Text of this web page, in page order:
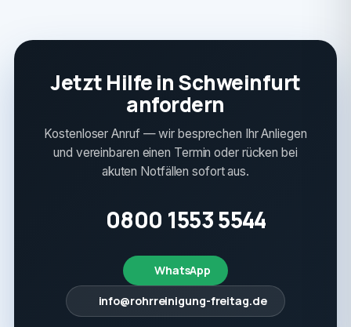
Jetzt Hilfe in Schweinfurt
anfordern
Kostenloser Anruf — wir besprechen Ihr Anliegen
und vereinbaren einen Termin oder rücken bei
akuten Notfällen sofort aus.
0800 1553 5544
WhatsApp
info@rohrreinigung-freitag.de